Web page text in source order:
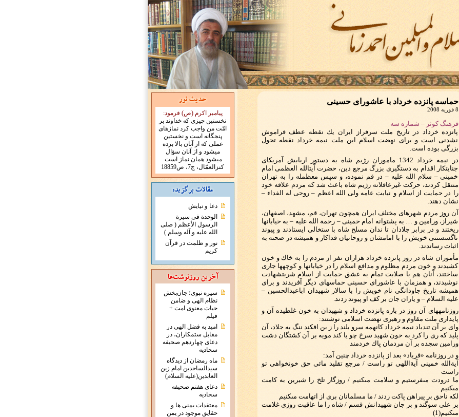
پیامبر اکرم (ص) فرمود:
نخستین چیزی که خداوند بر
امّت من واجب کرد نمازهای
پنجگانه است و نخستین
عملی که از آنان بالا برده
میشود و از آنان سؤال
میشود همان نماز است.
کنزالعمّال، ج7، ص18859
دعا و نیایش
الوحدة فی سیرة
الرسول الأعظم ( صلی
الله علیه و آله وسلم )
نور و ظلمت در قرآن
کریم
سیره نبوی؛ جان‌بخش
نظام الهی و ضامن
حیات معنوی امت +
فیلم
امید به فضل الهی در
مقابل ستمکاران، در
دعای چهاردهم صحیفه
سجادیه
ماه رمضان از دیدگاه
سیدالساجدین امام زین
العابدین(علیه السلام)
دعای هفتم صحیفه
سجادیه
معتقدات يمنی ها و
حقايق موجود در يمن
حماسه پانزده خرداد با عاشوراى حسينى
8 فوریه 2008
فرهنگ کوثر – شماره سه
پانزده خرداد در تاريخ ملت‏ سرفراز ايران يك نقطه عطف فراموش
نشدنى است و براى نهضت اسلام اين ملت نيمه خرداد نقطه تحول
بزرگى بوده است.
در نيمه خرداد 1342 ماموران رژيم شاه به دستور اربابش آمريكاى
جنايتكار اقدام به دستگيرى بزرگ مرجع دين، حضرت آيت‏الله العظمى امام
خمينى – سلام الله عليه – در قم نموده، و سپس معظم‏له را به تهران
منتقل كردند، حركت غيرعاقلانه رژيم شاه باعث ‏شد كه مردم علاقه خود
را در حمايت از اسلام و نيابت عامه ولى الله اعظم – روحى له الفداء –
نشان دهند.
آن روز مردم شهرهاى مختلف ايران همچون تهران، قم، مشهد، اصفهان،
شيراز، ورامين و … به پشتوانه امام خمينى – رحمة الله عليه – به خيابانها
ريختند و در برابر جلادان تا ندان مسلح شاه با ست‏خالى ايستادند و پيوند
ناگسستنى خويش را با امامشان و روحانيان فداكار و هميشه در صحنه به
اثبات رساندند.
مأموران شاه در روز پانزده خرداد هزاران نفر از مردم را به خاك و خون
كشيدند و خون مردم مظلوم و مدافع اسلام را در خيابانها و كوچه‏ها جارى
ساختند، آنان هم با صلابت تمام به عشق حمايت از اسلام شربت‏شهادت
نوشيدند، و همزمان با عاشوراى حسينى حماسه‏اى ديگر آفريدند و براى
هميشه تاريخ جاودانگى نام خويش را با سالار شهيدان اباعبدالحسين –
عليه السلام – و ياران جان بر كف او پيوند زدند.
روزنامه‏هاى آن روز در باره پانزده خرداد و شهيدان به خون غلطيده آن و
پايدارى ملت مقاوم و رهبرى نهضت اسلامى ‏نوشتند:
واى بر آن تندباد نيمه خرداد كانهمه سرو بلند را ز بن افكند ننگ به جلاد، آن
پليد كه رى را كرد به خون شهيد سرخ چو يا كند مويه بر آن كشتگان دشت
ورامين سجده بر آن مردمان پاك خردمند
و در روزنامه «فرياد» بعد از پانزده خرداد چنين آمد:
آية‏الله خمينى آية‏اللهى تو راست / مرجع تقليد مائى حق خون‏خواهى تو
راست
ما درودت مى‏فرستيم و سلامت مى‏كنيم / روزگار تلخ را شيرين به كامت
مى‏كنيم
لكه ناحق بر پيراهن پاكت زدند / ما مسلمانان برى از اتهامت مى‏كنيم
بر على سوگند و بر جان شهيدانش قسم / شاه را ما عاقبت روزى غلامت
مى‏كنيم(1)